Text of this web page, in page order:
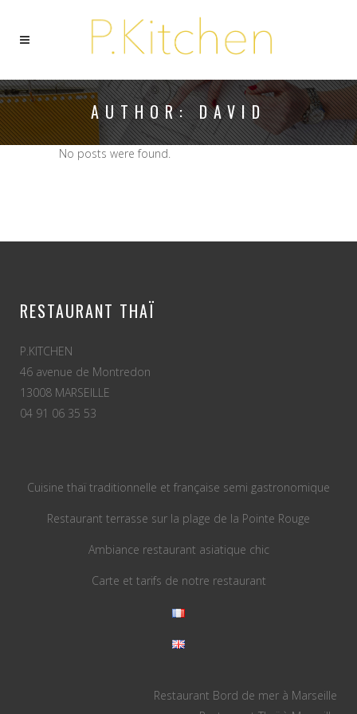
AUTHOR: DAVID
No posts were found.
RESTAURANT THAÏ
P.KITCHEN
46 avenue de Montredon
13008 MARSEILLE
04 91 06 35 53
Cuisine thaï traditionnelle et française semi gastronomique
Restaurant terrasse sur la plage de la Pointe Rouge
Ambiance restaurant asiatique chic
Carte et tarifs de notre restaurant
Restaurant Bord de mer à Marseille